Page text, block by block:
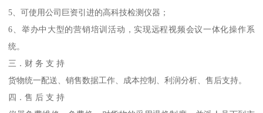
5、可使用公司巨资引进的高科技检测仪器；
6、举办中大型的营销培训活动，实现远程视频会议一体化操作系
统。
三．财 务 支 持
货物统一配送、销售数据工作、成本控制、利润分析、售后支持。
四．售 后 支 持